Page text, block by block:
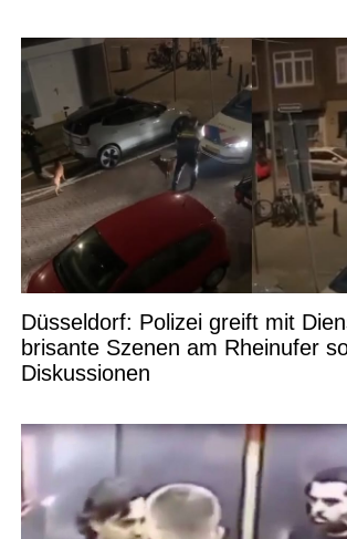
Düsseldorf: Polizei greift mit
brisante Szenen am Rheinufer
Diskussionen